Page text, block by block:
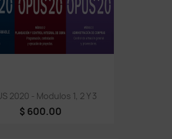
2020 - Modulos 1, 2 Y 3
$ 600.00